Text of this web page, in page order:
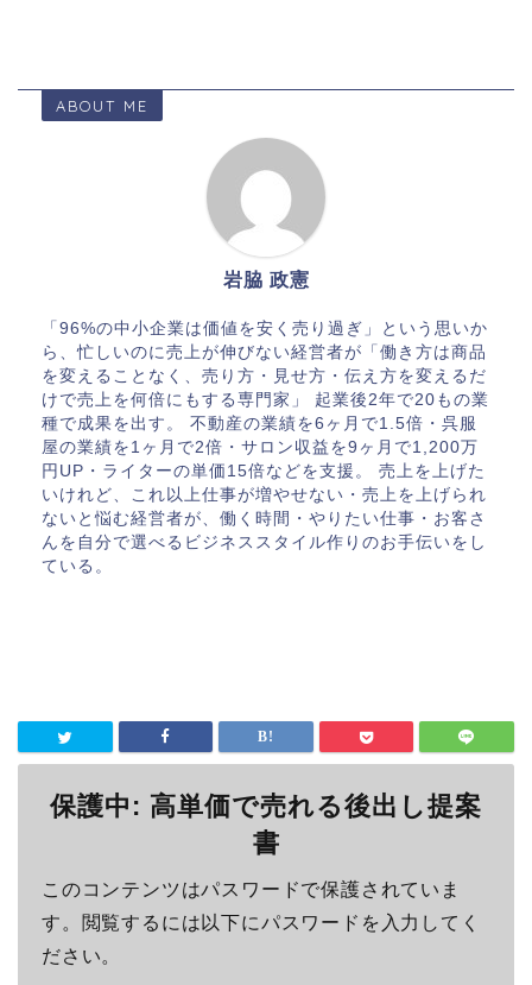
ABOUT ME
岩脇 政憲
「96%の中小企業は価値を安く売り過ぎ」という思いか
ら、忙しいのに売上が伸びない経営者が「働き方は商品
を変えることなく、売り方・見せ方・伝え方を変えるだ
けで売上を何倍にもする専門家」 起業後2年で20もの業
種で成果を出す。 不動産の業績を6ヶ月で1.5倍・呉服
屋の業績を1ヶ月で2倍・サロン収益を9ヶ月で1,200万
円UP・ライターの単価15倍などを支援。 売上を上げた
いけれど、これ以上仕事が増やせない・売上を上げられ
ないと悩む経営者が、働く時間・やりたい仕事・お客さ
んを自分で選べるビジネススタイル作りのお手伝いをし
ている。
保護中: 高単価で売れる後出し提案
書
このコンテンツはパスワードで保護されていま
す。閲覧するには以下にパスワードを入力してく
ださい。